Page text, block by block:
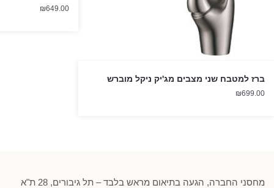
ברז למטבח שני מצבים מג'יק ניקל מוברש
₪699.00
₪649.00
מחסני החברה, הגעה בתיאום מראש בלבד – תל גיבורים, 28 ת"א